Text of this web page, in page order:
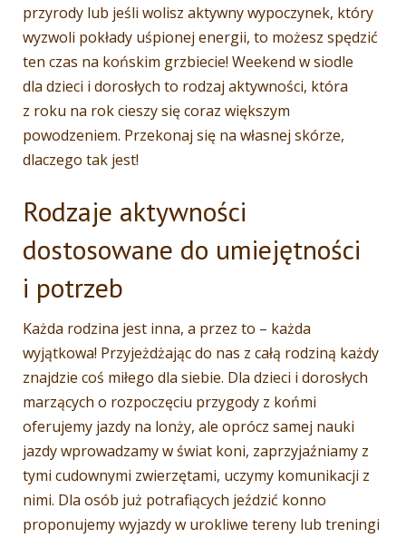
przyrody lub jeśli wolisz aktywny wypoczynek, który
wyzwoli pokłady uśpionej energii, to możesz spędzić
ten czas na końskim grzbiecie! Weekend w siodle
dla dzieci i dorosłych to rodzaj aktywności, która
z roku na rok cieszy się coraz większym
powodzeniem. Przekonaj się na własnej skórze,
dlaczego tak jest!
Rodzaje aktywności
dostosowane do umiejętności
i potrzeb
Każda rodzina jest inna, a przez to – każda
wyjątkowa! Przyjeżdżając do nas z całą rodziną każdy
znajdzie coś miłego dla siebie. Dla dzieci i dorosłych
marzących o rozpoczęciu przygody z końmi
oferujemy jazdy na lonży, ale oprócz samej nauki
jazdy wprowadzamy w świat koni, zaprzyjaźniamy z
tymi cudownymi zwierzętami, uczymy komunikacji z
nimi. Dla osób już potrafiących jeździć konno
proponujemy wyjazdy w urokliwe tereny lub treningi